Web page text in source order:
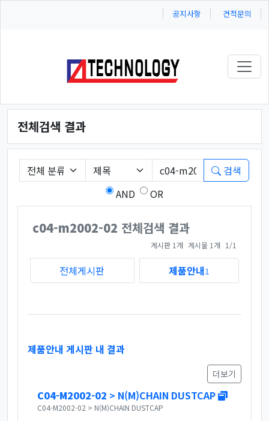
공지사항 견적문의
전체검색 결과
게시판 그룹선택
검색조건
검색어 필수
검색
AND
OR
c04-m2002-02 전체검색 결과
게시판 1개 게시물 1개 1/1
페이지 열람 중
전체게시판 제품안내1
제품안내 게시판 내 결과
더보기
C04-M2002-02 > N(M)CHAIN DUSTCAP 새창
C04-M2002-02 > N(M)CHAIN DUSTCAP